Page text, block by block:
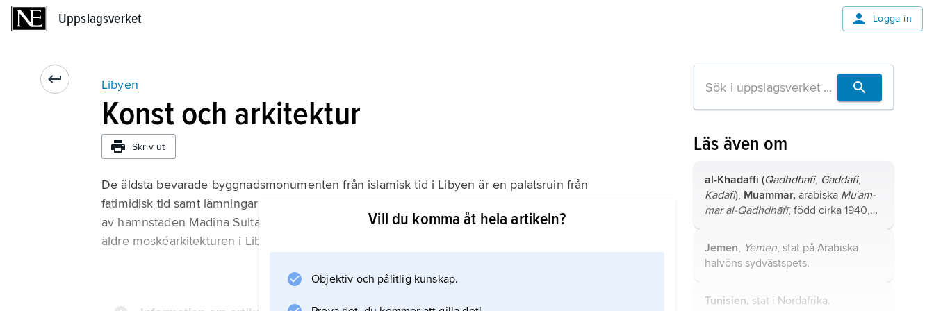
Uppslagsverket Logga in
Libyen
Konst och arkitektur
Skriv ut
De äldsta bevarade byggnadsmonumenten från islamisk tid i Libyen är en palatsruin från
fatimidisk tid samt lämningar av en stor moskéanläggning (900-talet). I närheten finns ruinerna
av hamnstaden Madina Sultan med bostadskvarter och en moské från samma period. Den
äldre moskéarkitekturen i Libyen kännetecknas av enkla former i nordafrikansk (maghribinsk)
Vill du komma åt hela artikeln?
Objektiv och pålitlig kunskap.
Läs även om
al-Khadaffi (Qadhdhafi, Gaddafi,
Kadafi), Muammar, arabiska Mu­˙am­
mar al-Qadhdhāfī, född cirka 1940,
och politiker, landets härskare från
1969, störtad 2011.
Jemen, Yemen, stat på Arabiska
halvöns sydvästspets.
Tunisien, stat i Nordafrika.